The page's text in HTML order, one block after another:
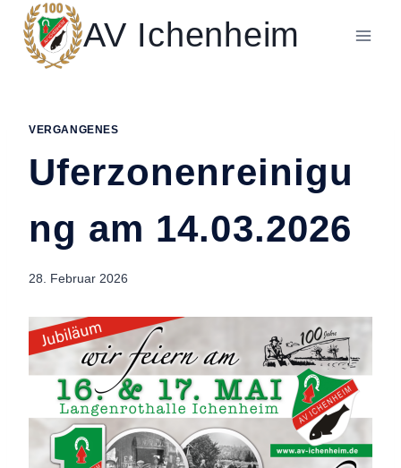
Zum
Inhalt
springen
AV Ichenheim
VERGANGENES
Uferzonenreinigu
ng am 14.03.2026
28. Februar 2026